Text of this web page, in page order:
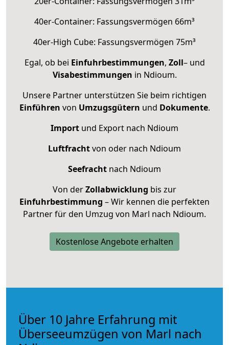
40er-Container: Fassungsvermögen 66m³
40er-High Cube: Fassungsvermögen 75m³
Egal, ob bei Einfuhrbestimmungen, Zoll– und
Visabestimmungen in Ndioum.
Unsere Partner unterstützen Sie beim richtigen
Einführen von Umzugsgütern und Dokumente.
Import und Export nach Ndioum
Luftfrachtvon oder nach Ndioum
Seefracht nach Ndioum
Von derZollabwicklung bis zur
Einfuhrbestimmung – Wir kennen die perfekten
Partner für den Umzug von Marl nach Ndioum.
Kostenlose Angebote erhalten
Über 10 Jahre Erfahrung mit
Überseeumzügen von Marl nach